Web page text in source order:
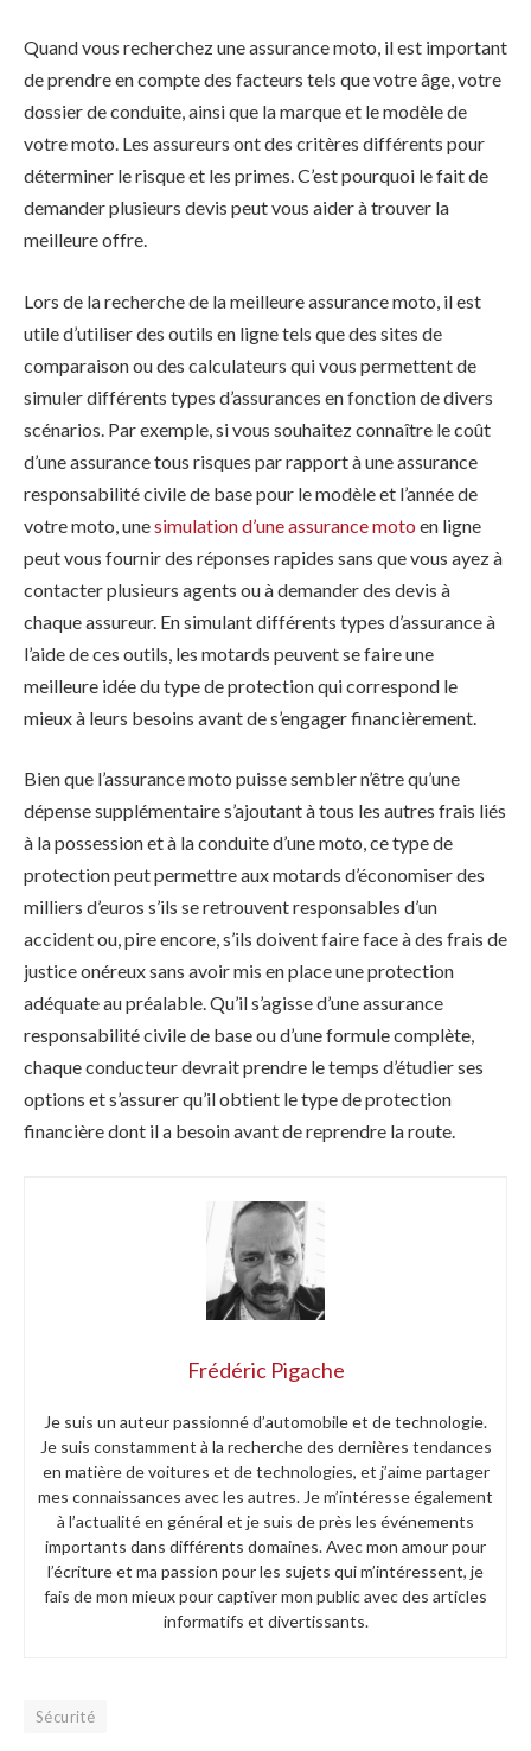
Quand vous recherchez une assurance moto, il est important
de prendre en compte des facteurs tels que votre âge, votre
dossier de conduite, ainsi que la marque et le modèle de
votre moto. Les assureurs ont des critères différents pour
déterminer le risque et les primes. C’est pourquoi le fait de
demander plusieurs devis peut vous aider à trouver la
meilleure offre.
Lors de la recherche de la meilleure assurance moto, il est
utile d’utiliser des outils en ligne tels que des sites de
comparaison ou des calculateurs qui vous permettent de
simuler différents types d’assurances en fonction de divers
scénarios. Par exemple, si vous souhaitez connaître le coût
d’une assurance tous risques par rapport à une assurance
responsabilité civile de base pour le modèle et l’année de
votre moto, unesimulation d’une assurance moto en ligne
peut vous fournir des réponses rapides sans que vous ayez à
contacter plusieurs agents ou à demander des devis à
chaque assureur. En simulant différents types d’assurance à
l’aide de ces outils, les motards peuvent se faire une
meilleure idée du type de protection qui correspond le
mieux à leurs besoins avant de s’engager financièrement.
Bien que l’assurance moto puisse sembler n’être qu’une
dépense supplémentaire s’ajoutant à tous les autres frais liés
à la possession et à la conduite d’une moto, ce type de
protection peut permettre aux motards d’économiser des
milliers d’euros s’ils se retrouvent responsables d’un
accident ou, pire encore, s’ils doivent faire face à des frais de
justice onéreux sans avoir mis en place une protection
adéquate au préalable. Qu’il s’agisse d’une assurance
responsabilité civile de base ou d’une formule complète,
chaque conducteur devrait prendre le temps d’étudier ses
options et s’assurer qu’il obtient le type de protection
financière dont il a besoin avant de reprendre la route.
Frédéric Pigache
Je suis un auteur passionné d’automobile et de technologie.
Je suis constamment à la recherche des dernières tendances
en matière de voitures et de technologies, et j’aime partager
mes connaissances avec les autres. Je m’intéresse également
à l’actualité en général et je suis de près les événements
importants dans différents domaines. Avec mon amour pour
l’écriture et ma passion pour les sujets qui m’intéressent, je
fais de mon mieux pour captiver mon public avec des articles
informatifs et divertissants.
Sécurité